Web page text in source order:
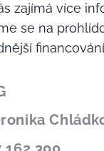
zajímá více
se na